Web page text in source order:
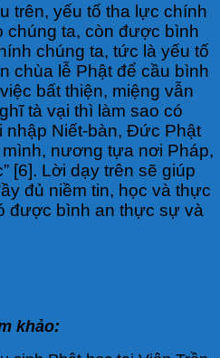
trên, yếu tố tha lực chính
ta, còn được bình
chúng ta, tức là yếu tố
chùa lễ Phật để cầu bình
bất thiện, miệng vẫn
tà vại thì làm sao có
Niết-bàn, Đức Phật
nương tựa nơi Pháp,
[6]. Lời dạy trên sẽ giúp
đủ niềm tin, học và thực
được bình an thực sự và
khảo: